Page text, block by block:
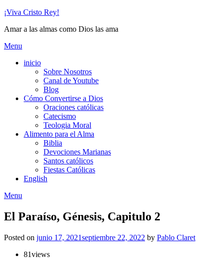
Skip
content
¡Viva Cristo Rey!
Amar a las almas como Dios las ama
Menu
inicio
Sobre Nosotros
Canal de Youtube
Blog
Cómo Convertirse a Dios
Oraciones católicas
Catecismo
Teologia Moral
Alimento para el Alma
Biblia
Devociones Marianas
Santos católicos
Fiestas Católicas
English
Menu
El Paraíso, Génesis, Capitulo 2
Posted on junio 17, 2021septiembre 22, 2022 by Pablo Claret
81views